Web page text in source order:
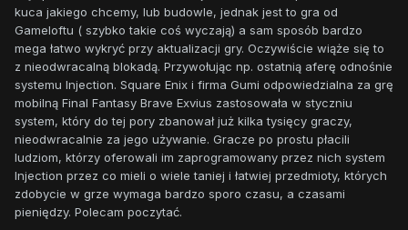
kuca jakiego chcemy, lub budowle, jednak jest to gra od
Gameloftu ( szybko takie coś wyczają) a sam sposób bardzo
mega łatwo wykryć przy aktualizacji gry. Oczywiście wiąże się to
z nieodwracalną blokadą. Przywołując np. ostatnią aferę odnośnie
systemu Injection. Square Enix i firma Gumi odpowiedzialna za grę
mobilną Final Fantasy Brave Exvius zastosowała w styczniu
system, który do tej pory zbanował już kilka tysięcy graczy,
nieodwracalnie za jego używanie. Gracze po prostu płacili
ludziom, którzy oferowali im zaprogramowany przez nich system
Injection przez co mieli o wiele taniej i łatwiej przedmioty, których
zdobycie w grze wymaga bardzo sporo czasu, a czasami
pieniędzy. Polecam poczytać.